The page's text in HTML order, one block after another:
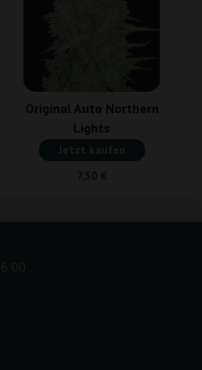
Original Auto Northern
Lights
Jetzt kaufen
7,50 €